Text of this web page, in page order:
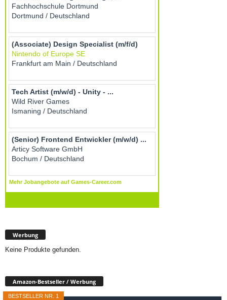
Werbung
Keine Produkte gefunden.
Amazon-Bestseller / Werbung
BESTSELLER NR. 1